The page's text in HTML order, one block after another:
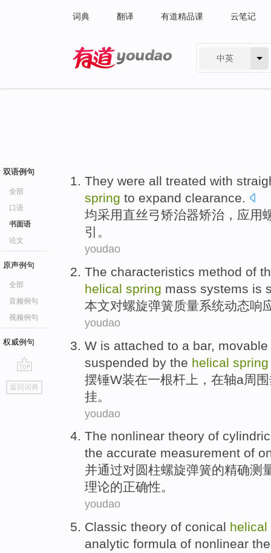
词典 翻译 有道精品课 云笔记
中英
双语例句
全部
口语
书面语
论文
原声例句
全部
音频例句
视频例句
权威例句
go
top
返回词典
They were all treated with
spring to expand clearance.
均采用直丝弓矫治器矫治 ，应用
引。
youdao
The characteristics method of
helical spring mass systems is
本文对螺旋弹簧质量系统动态响
youdao
W is attached to a bar, movable
suspended by the helical spring
摆锤W装在一根杆 上，在轴a 周围
挂 。
youdao
The nonlinear theory of
the accurate measurement of
并通过对圆柱螺旋弹簧的精确测
理论的正确性。
youdao
Classic theory of conical helical
analytic formula of nonlinear